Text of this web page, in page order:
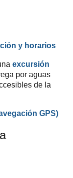
y horarios
excursión
por aguas
de la
GPS)